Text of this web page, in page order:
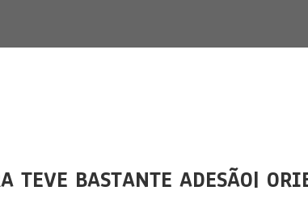
TEVE BASTANTE ADESÃO|